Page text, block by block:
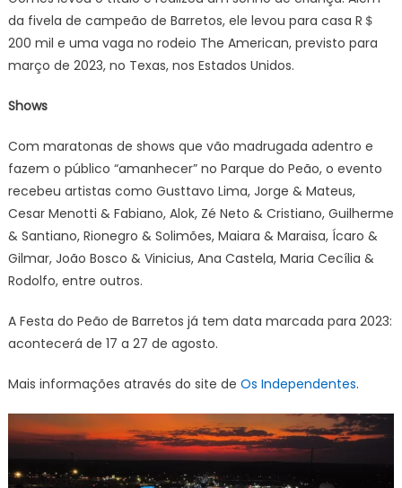
da fivela de campeão de Barretos, ele levou para casa R＄
200 mil e uma vaga no rodeio The American, previsto para
março de 2023, no Texas, nos Estados Unidos.
Shows
Com maratonas de shows que vão madrugada adentro e
fazem o público “amanhecer” no Parque do Peão, o evento
recebeu artistas como Gusttavo Lima, Jorge & Mateus,
Cesar Menotti & Fabiano, Alok, Zé Neto & Cristiano, Guilherme
& Santiano, Rionegro & Solimões, Maiara & Maraisa, Ícaro &
Gilmar, João Bosco & Vinicius, Ana Castela, Maria Cecília &
Rodolfo, entre outros.
A Festa do Peão de Barretos já tem data marcada para 2023:
acontecerá de 17 a 27 de agosto.
Mais informações através do site de Os Independentes.